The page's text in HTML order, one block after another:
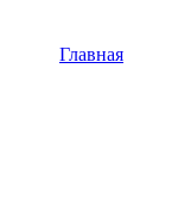
Главная